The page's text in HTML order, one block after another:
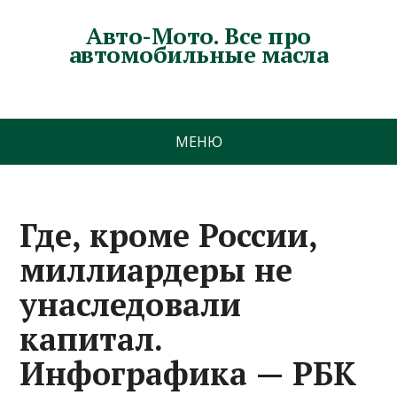
Авто-Мото. Все про
автомобильные масла
МЕНЮ
Где, кроме России,
миллиардеры не
унаследовали
капитал.
Инфографика — РБК